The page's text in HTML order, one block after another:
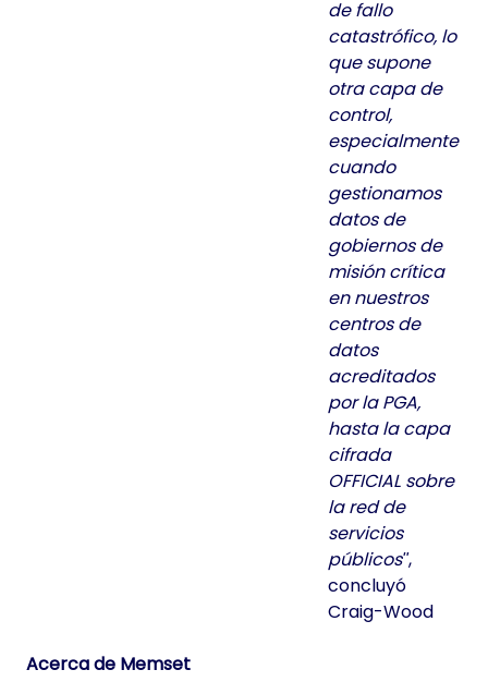
de fallo
catastrófico, lo
que supone
otra capa de
control,
especialmente
cuando
gestionamos
datos de
gobiernos de
misión crítica
en nuestros
centros de
datos
acreditados
por la PGA,
hasta la capa
cifrada
OFFICIAL sobre
la red de
servicios
públicos ,
concluyó
Craig-Wood
Acerca de Memset